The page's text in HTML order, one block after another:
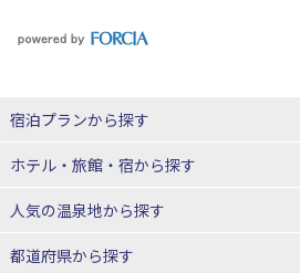
宿泊プランから探す
北海道
東北
青森県
ホテル・旅館・宿から探す
北海道ホテル・旅館
人気の温泉地から探す
北海道
都道府県から探す